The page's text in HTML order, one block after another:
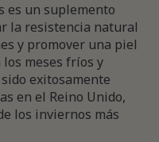
es un suplemento
la resistencia natural
y promover una piel
meses fríos y
exitosamente
en el Reino Unido,
los inviernos más